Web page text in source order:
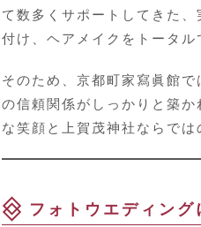
て数多くサポートしてきた
付け、ヘアメイクをトータ
そのため、京都町家寫眞館で
の信頼関係がしっかりと築
な笑顔と上賀茂神社ならで
フォトウエディング